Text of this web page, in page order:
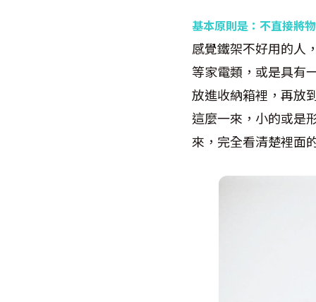
基本原則是：不直接將
感覺鐵架不好用的人
等家電類，或是具有
放進收納箱裡，再放
這麼一來，小的或是
來，完全看清楚裡面